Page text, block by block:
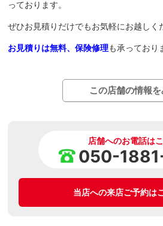
っております。
ぜひお見積りだけでもお気軽にお越しく
お見積りは無料、保険修理も承っており
この店舗の情報
店舗へのお電話は
050-
当店への来店ご予約は